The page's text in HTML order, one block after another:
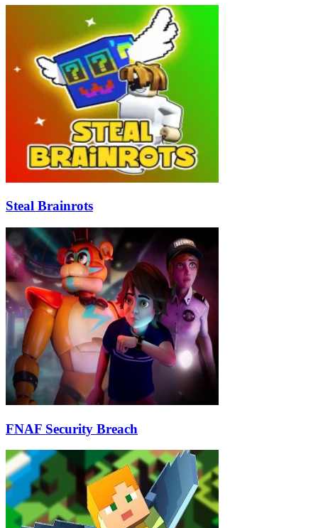
Steal Brainrots
FNAF Security Breach